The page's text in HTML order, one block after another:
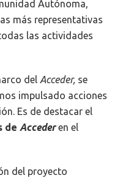
Autónoma,
más representativas
las actividades
del Acceder, se
impulsado acciones
Es de destacar el
de Acceder en el
del proyecto